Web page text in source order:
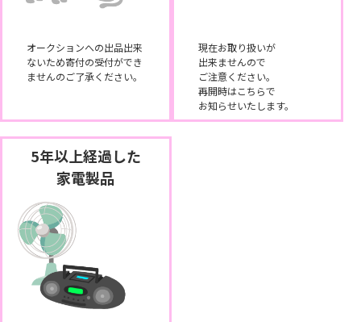
オークションへの出品出来
ないため寄付の受付ができ
ませんのご了承ください。
現在お取り扱いが
出来ませんので
ご注意ください。
再開時はこちらで
お知らせいたします。
5年以上経過した
家電製品